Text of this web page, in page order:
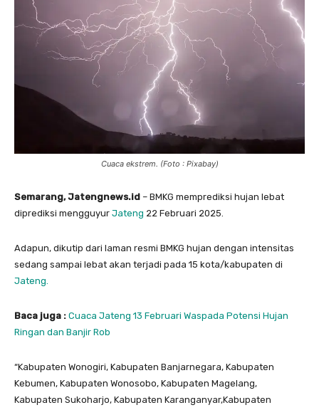
Cuaca ekstrem. (Foto : Pixabay)
Semarang, Jatengnews.id – BMKG memprediksi hujan lebat
diprediksi mengguyur Jateng 22 Februari 2025.
Adapun, dikutip dari laman resmi BMKG hujan dengan intensitas
sedang sampai lebat akan terjadi pada 15 kota/kabupaten di
Jateng.
Baca juga : Cuaca Jateng 13 Februari Waspada Potensi Hujan
Ringan dan Banjir Rob
“Kabupaten Wonogiri, Kabupaten Banjarnegara, Kabupaten
Kebumen, Kabupaten Wonosobo, Kabupaten Magelang,
Kabupaten Sukoharjo, Kabupaten Karanganyar,Kabupaten